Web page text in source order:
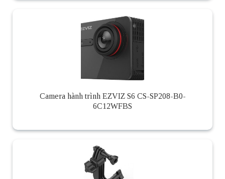
Camera hành trình EZVIZ S6 CS-SP208-B0-
6C12WFBS